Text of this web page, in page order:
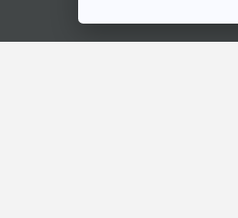
ตอนที่เกี่ยวข้อง